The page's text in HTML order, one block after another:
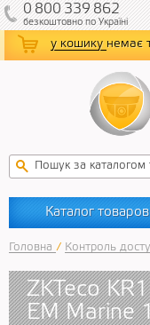
у кошику немає
0 800 339 862
безкоштовнопо Україні
Каталог товаров
Головна / Контроль
ZKTeco
EM Marine